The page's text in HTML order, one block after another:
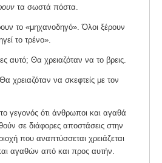
τα σωστά πόστα.
το «μηχανοδηγό». Όλοι ξέρουν
το τρένο».
αυτό; Θα χρειαζόταν να το βρεις.
χρειαζόταν να σκεφτείς με τον
γεγονός ότι άνθρωποι και αγαθά
σε διάφορες αποστάσεις στην
που αναπτύσσεται χρειάζεται
αγαθών από και προς αυτήν.